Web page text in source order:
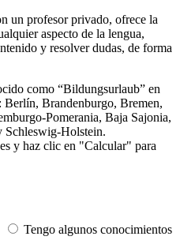
un profesor privado, ofrece la
aspecto de la lengua,
y resolver dudas, de forma
como “Bildungsurlaub” en
Berlín, Brandenburgo, Bremen,
Pomerania, Baja Sajonia,
Schleswig-Holstein.
y haz clic en "Calcular" para
Tengo algunos conocimientos